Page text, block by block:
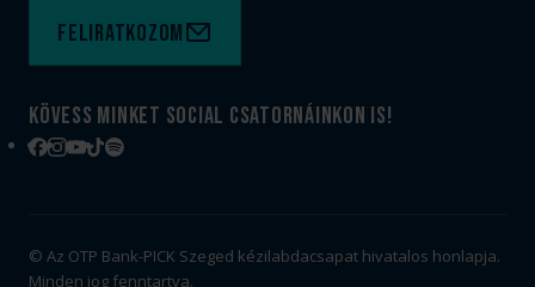
Felhasználási feltételek
Kapcsolat
Feliratkozom
Kövess minket social csatornáinkon is!
Facebook
Instagram
YouTube
TikTokSpotify
© Az OTP Bank-PICK Szeged kézilabdacsapat hivatalos honlapja.
Minden jog fenntartva.